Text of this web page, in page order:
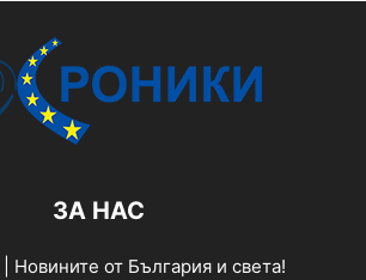
ЗА НАС
Новините от България и света!